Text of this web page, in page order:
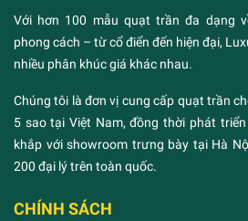
Với hơn 100 mẫu quạt trần đa dạng
phong cách – từ cổ điển đến hiện đại,
nhiều phân khúc giá khác nhau.
Chúng tôi là đơn vị cung cấp quạt trần
5 sao tại Việt Nam, đồng thời phát
khắp với showroom trưng bày tại Hà
200 đại lý trên toàn quốc.
CHÍNH SÁCH